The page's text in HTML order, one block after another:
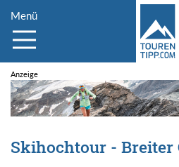
Menü
Skihochtour - Breiter